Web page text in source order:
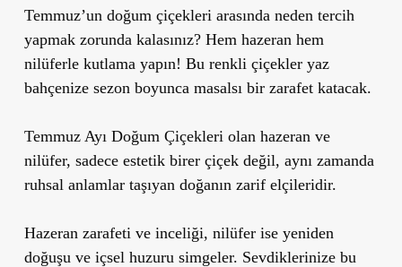
Temmuz’un doğum çiçekleri arasında neden tercih
yapmak zorunda kalasınız? Hem hazeran hem
nilüferle kutlama yapın! Bu renkli çiçekler yaz
bahçenize sezon boyunca masalsı bir zarafet katacak.
Temmuz Ayı Doğum Çiçekleri olan hazeran ve
nilüfer, sadece estetik birer çiçek değil, aynı zamanda
ruhsal anlamlar taşıyan doğanın zarif elçileridir.
Hazeran zarafeti ve inceliği, nilüfer ise yeniden
doğuşu ve içsel huzuru simgeler. Sevdiklerinize bu